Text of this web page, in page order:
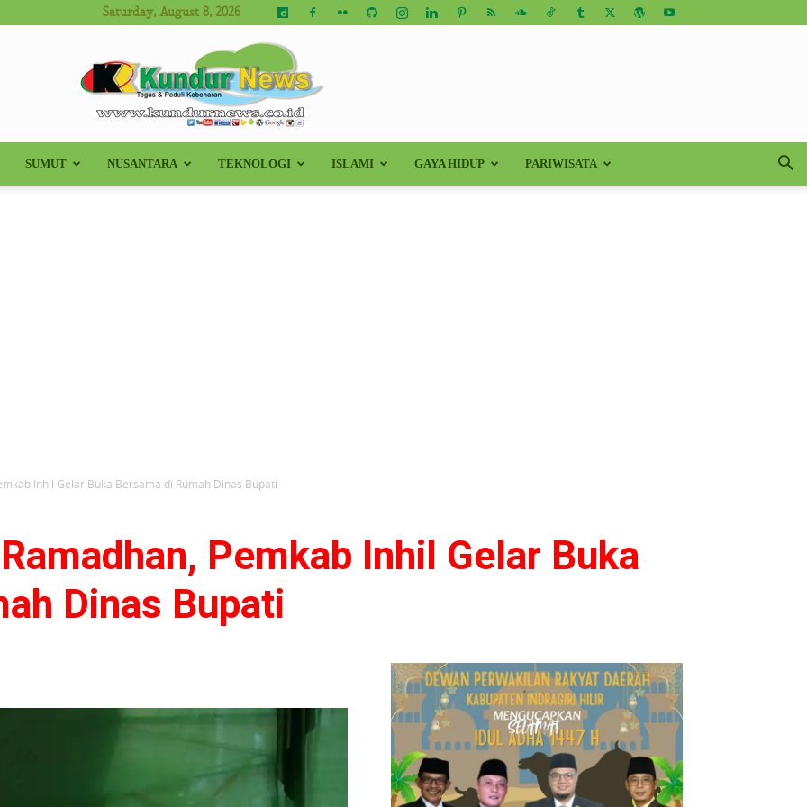
Saturday, August 8, 2026
Kundur
SUMUT NUSANTARA TEKNOLOGI ISLAMI GAYA HIDUP PARIWISATA
Inhil Gelar Buka Bersama di Rumah Dinas Bupati
Pemkab Inhil Gelar Buka
Dinas Bupati